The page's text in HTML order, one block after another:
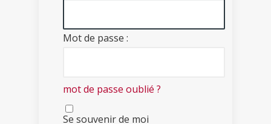
Mot de passe :
mot de passe oublié ?
Se souvenir de moi